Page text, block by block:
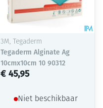
3M, Tegaderm
Tegaderm Alginate Ag
10cmx10cm 10 90312
€ 45,95
Niet beschikbaar